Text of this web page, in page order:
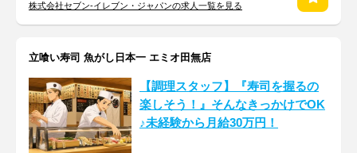
株式会社セブン-イレブン・ジャパンの求人一覧を見る
立喰い寿司 魚がし日本一 エミオ田無店
【調理スタッフ】『寿司を握るの
楽しそう！』そんなきっかけでOK
♪未経験から月給30万円！